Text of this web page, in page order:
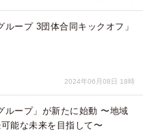
ループ 3団体合同キックオフ」
2024年06月08日 18時
ループ」が新たに始動 〜地域
能な未来を目指して〜